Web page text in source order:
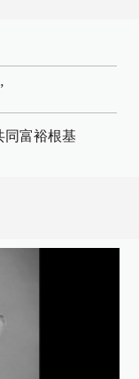
同富裕根基